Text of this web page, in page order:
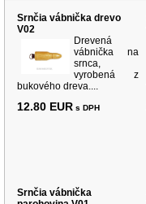
Srnčia vábnička drevo
V02
Drevená
vábnička na
srnca,
vyrobená z
bukového dreva....
12.80 EUR s DPH
Srnčia vábnička